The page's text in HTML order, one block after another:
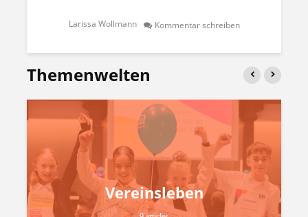
Larissa Wollmann Kommentar schreiben
Themenwelten
Vereinsleben